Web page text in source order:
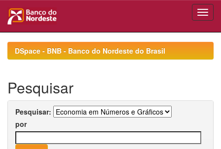
navigationDSpace - BNB - Banco do Nordeste do Brasil
Pesquisar
Pesquisar:
por